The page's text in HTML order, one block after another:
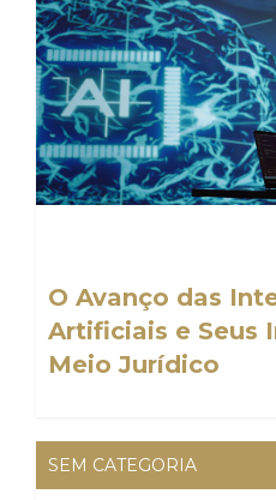
O Avanço das
Artificiais e Seus
Meio Jurídico
SEM CATEGORIA